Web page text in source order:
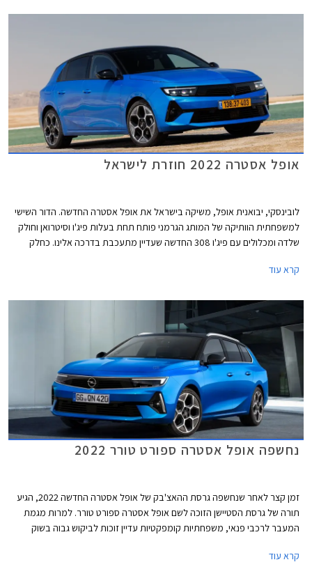
אופל אסטרה 2022 חוזרת לישראל
לובינסקי, יבואנית אופל, משיקה בישראל את אופל אסטרה החדשה. הדור השישי
למשפחתית הוותיקה של המותג הגרמני פותח תחת בעלות פיג'ו וסיטרואן וחולק
שלדה ומכלולים עם פיג'ו 308 החדשה שעדיין מתעכבת בדרכה אלינו. כחלק
עשירה ביחס למקובל, אולם בשל כך הוצמד לה תג מחיר גבוה העומד על
קרא עוד
נחשפה אופל אסטרה ספורט טורר 2022
זמן קצר לאחר שנחשפה גרסת ההאצ'בק של אופל אסטרה החדשה 2022, הגיע
תורה של גרסת הסטיישן הזוכה לשם אופל אסטרה ספורט טורר. למרות מגמת
המעבר לרכבי פנאי, משפחתיות קומפקטיות עדיין זוכות לביקוש גבוה בשוק
שם מקהל רוכשים משמעותי.
קרא עוד